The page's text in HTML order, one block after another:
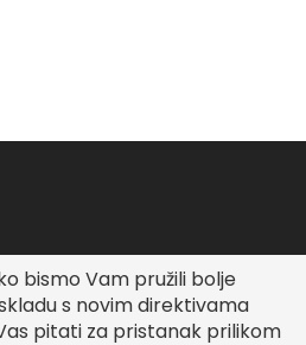
bismo Vam pružili bolje
s novim direktivama
pitati za pristanak prilikom
© Fashionable Kid